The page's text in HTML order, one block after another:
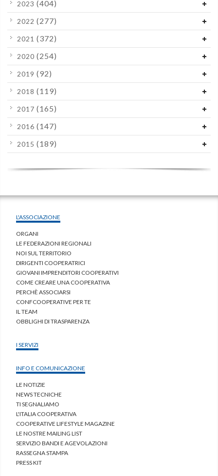
2023 (404)
2022 (277)
2021 (372)
2020 (254)
2019 (92)
2018 (119)
2017 (165)
2016 (147)
2015 (189)
L'ASSOCIAZIONE
ORGANI
LE FEDERAZIONI REGIONALI
NOI SUL TERRITORIO
DIRIGENTI COOPERATRICI
GIOVANI IMPRENDITORI COOPERATIVI
COME CREARE UNA COOPERATIVA
PERCHÈ ASSOCIARSI
CONFCOOPERATIVE PER TE
IL TEAM
OBBLIGHI DI TRASPARENZA
I SERVIZI
INFO E COMUNICAZIONE
LE NOTIZIE
NEWS TECNICHE
TI SEGNALIAMO
L'ITALIA COOPERATIVA
COOPERATIVE LIFESTYLE MAGAZINE
LE NOSTRE MAILING LIST
SERVIZIO BANDI E AGEVOLAZIONI
RASSEGNA STAMPA
PRESS KIT